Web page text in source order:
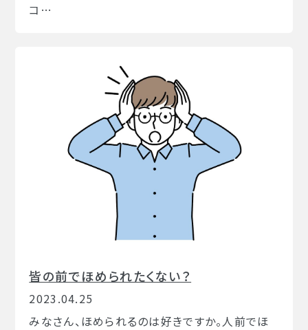
コ…
皆の前でほめられたくない？
2023.04.25
みなさん、ほめられるのは好きですか。人前でほ